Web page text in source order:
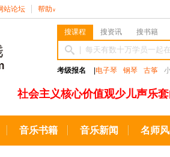
站论坛 帮助 ∨
搜课程 搜资讯 搜书籍
考级报名 电子琴 钢琴 古筝
社会主义核心价值观少儿声乐
音乐书籍 音乐新闻 名师